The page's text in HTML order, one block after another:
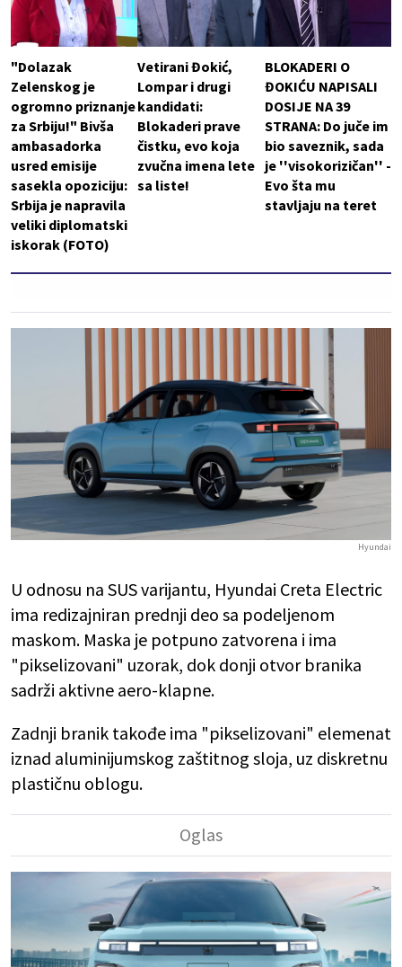
"Dolazak
Zelenskog je
ogromno priznanje
za Srbiju!" Bivša
ambasadorka
usred emisije
sasekla opoziciju:
Srbija je napravila
veliki diplomatski
iskorak (FOTO)
Vetirani Đokić,
Lompar i drugi
kandidati:
Blokaderi prave
čistku, evo koja
zvučna imena lete
sa liste!
BLOKADERI O
ĐOKIĆU NAPISALI
DOSIJE NA 39
STRANA: Do juče im
bio saveznik, sada
je ''visokorizičan'' -
Evo šta mu
stavljaju na teret
Hyundai
U odnosu na SUS varijantu, Hyundai Creta Electric
ima redizajniran prednji deo sa podeljenom
maskom. Maska je potpuno zatvorena i ima
"pikselizovani" uzorak, dok donji otvor branika
sadrži aktivne aero-klapne.
Zadnji branik takođe ima "pikselizovani" elemenat
iznad aluminijumskog zaštitnog sloja, uz diskretnu
plastičnu oblogu.